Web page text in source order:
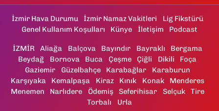
İzmir Hava Durumu İzmir Namaz Vakitleri
Lig Fikstürü
Genel Kullanım Koşulları
Künye İletişim Podcast
İZMİR Aliağa Balçova Bayındır Bayraklı
Bergama
Beydağ
Bornova Buca Çeşme Çiğli Dikili
Foça
Gaziemir
Güzelbahçe Karabağlar
Karaburun
Karşıyaka
Kemalpaşa Kiraz Kınık Konak
Menderes
Menemen
Narlıdere Ödemiş Seferihisar Selçuk
Tire
Torbalı
Urla